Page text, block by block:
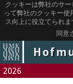
クッキーは弊社のサ
って弊社のクッキー使
ス向上に役立てられ
同意
2026